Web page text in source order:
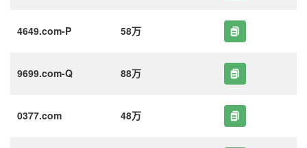
4649.com-P 58万
9699.com-Q 88万
0377.com 48万